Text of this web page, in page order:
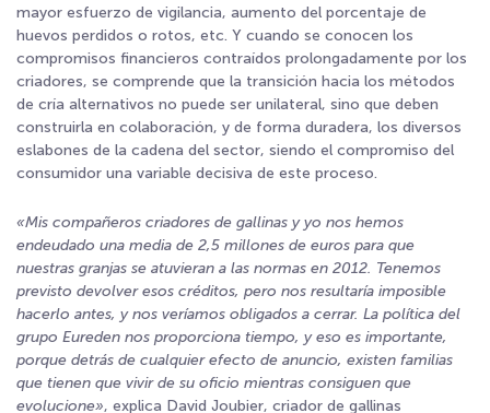
mayor esfuerzo de vigilancia, aumento del porcentaje de
huevos perdidos o rotos, etc. Y cuando se conocen los
compromisos financieros contraídos prolongadamente por los
criadores, se comprende que la transición hacia los métodos
de cría alternativos no puede ser unilateral, sino que deben
construirla en colaboración, y de forma duradera, los diversos
eslabones de la cadena del sector, siendo el compromiso del
consumidor una variable decisiva de este proceso.
«Mis compañeros criadores de gallinas y yo nos hemos
endeudado una media de 2,5 millones de euros para que
nuestras granjas se atuvieran a las normas en 2012. Tenemos
previsto devolver esos créditos, pero nos resultaría imposible
hacerlo antes, y nos veríamos obligados a cerrar. La política del
grupo Eureden nos proporciona tiempo, y eso es importante,
porque detrás de cualquier efecto de anuncio, existen familias
que tienen que vivir de su oficio mientras consiguen que
evolucione», explica David Joubier, criador de gallinas